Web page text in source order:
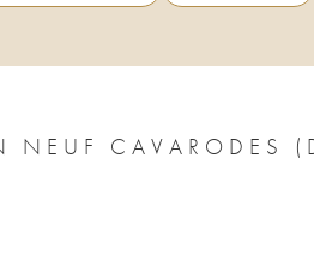
NEUF CAVARODES